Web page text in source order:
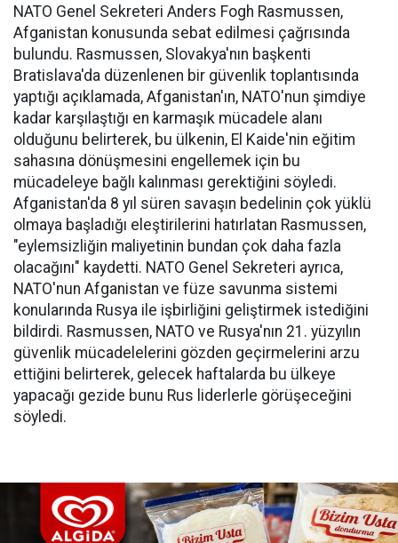
NATO Genel Sekreteri Anders Fogh Rasmussen,
Afganistan konusunda sebat edilmesi çağrısında
bulundu. Rasmussen, Slovakya'nın başkenti
Bratislava'da düzenlenen bir güvenlik toplantısında
yaptığı açıklamada, Afganistan'ın, NATO'nun şimdiye
kadar karşılaştığı en karmaşık mücadele alanı
olduğunu belirterek, bu ülkenin, El Kaide'nin eğitim
sahasına dönüşmesini engellemek için bu
mücadeleye bağlı kalınması gerektiğini söyledi.
Afganistan'da 8 yıl süren savaşın bedelinin çok yüklü
olmaya başladığı eleştirilerini hatırlatan Rasmussen,
"eylemsizliğin maliyetinin bundan çok daha fazla
olacağını" kaydetti. NATO Genel Sekreteri ayrıca,
NATO'nun Afganistan ve füze savunma sistemi
konularında Rusya ile işbirliğini geliştirmek istediğini
bildirdi. Rasmussen, NATO ve Rusya'nın 21. yüzyılın
güvenlik mücadelelerini gözden geçirmelerini arzu
ettiğini belirterek, gelecek haftalarda bu ülkeye
yapacağı gezide bunu Rus liderlerle görüşeceğini
söyledi.